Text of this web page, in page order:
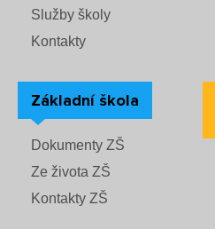
Služby školy
Kontakty
Základní škola
Dokumenty ZŠ
Ze života ZŠ
Kontakty ZŠ